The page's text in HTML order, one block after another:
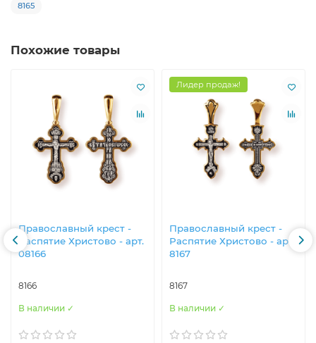
8165
Похожие товары
Православны​й крест -
Распятие Христово - арт.
08166
8166
В наличии ✓
Лидер продаж!
Православны​й крест -
Распятие Христово - арт.
8167
8167
В наличии ✓